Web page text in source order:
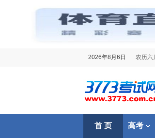
2026年8月6日 农历六
首 页 高考